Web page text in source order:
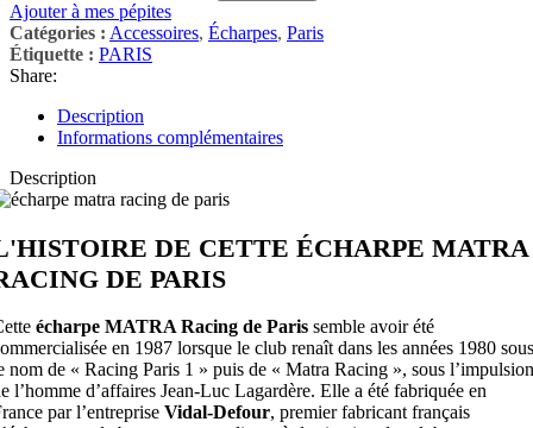
Ajouter à mes pépites
Catégories : Accessoires, Écharpes, Paris
Étiquette : PARIS
Share:
Description
Informations complémentaires
Description
DE CETTE ÉCHARPE MATRA
DE PARIS
écharpe MATRA Racing de Paris semble avoir été
en 1987 lorsque le club renaît dans les années 1980 sous
nom de « Racing Paris 1 » puis de « Matra Racing », sous l’impulsion
l’homme d’affaires Jean-Luc Lagardère. Elle a été fabriquée en
par l’entreprise Vidal-Defour, premier fabricant français